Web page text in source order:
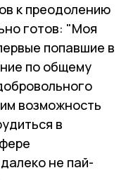
к преодолению
готов: "Моя
попавшие в
по общему
возможность
в
не пай-